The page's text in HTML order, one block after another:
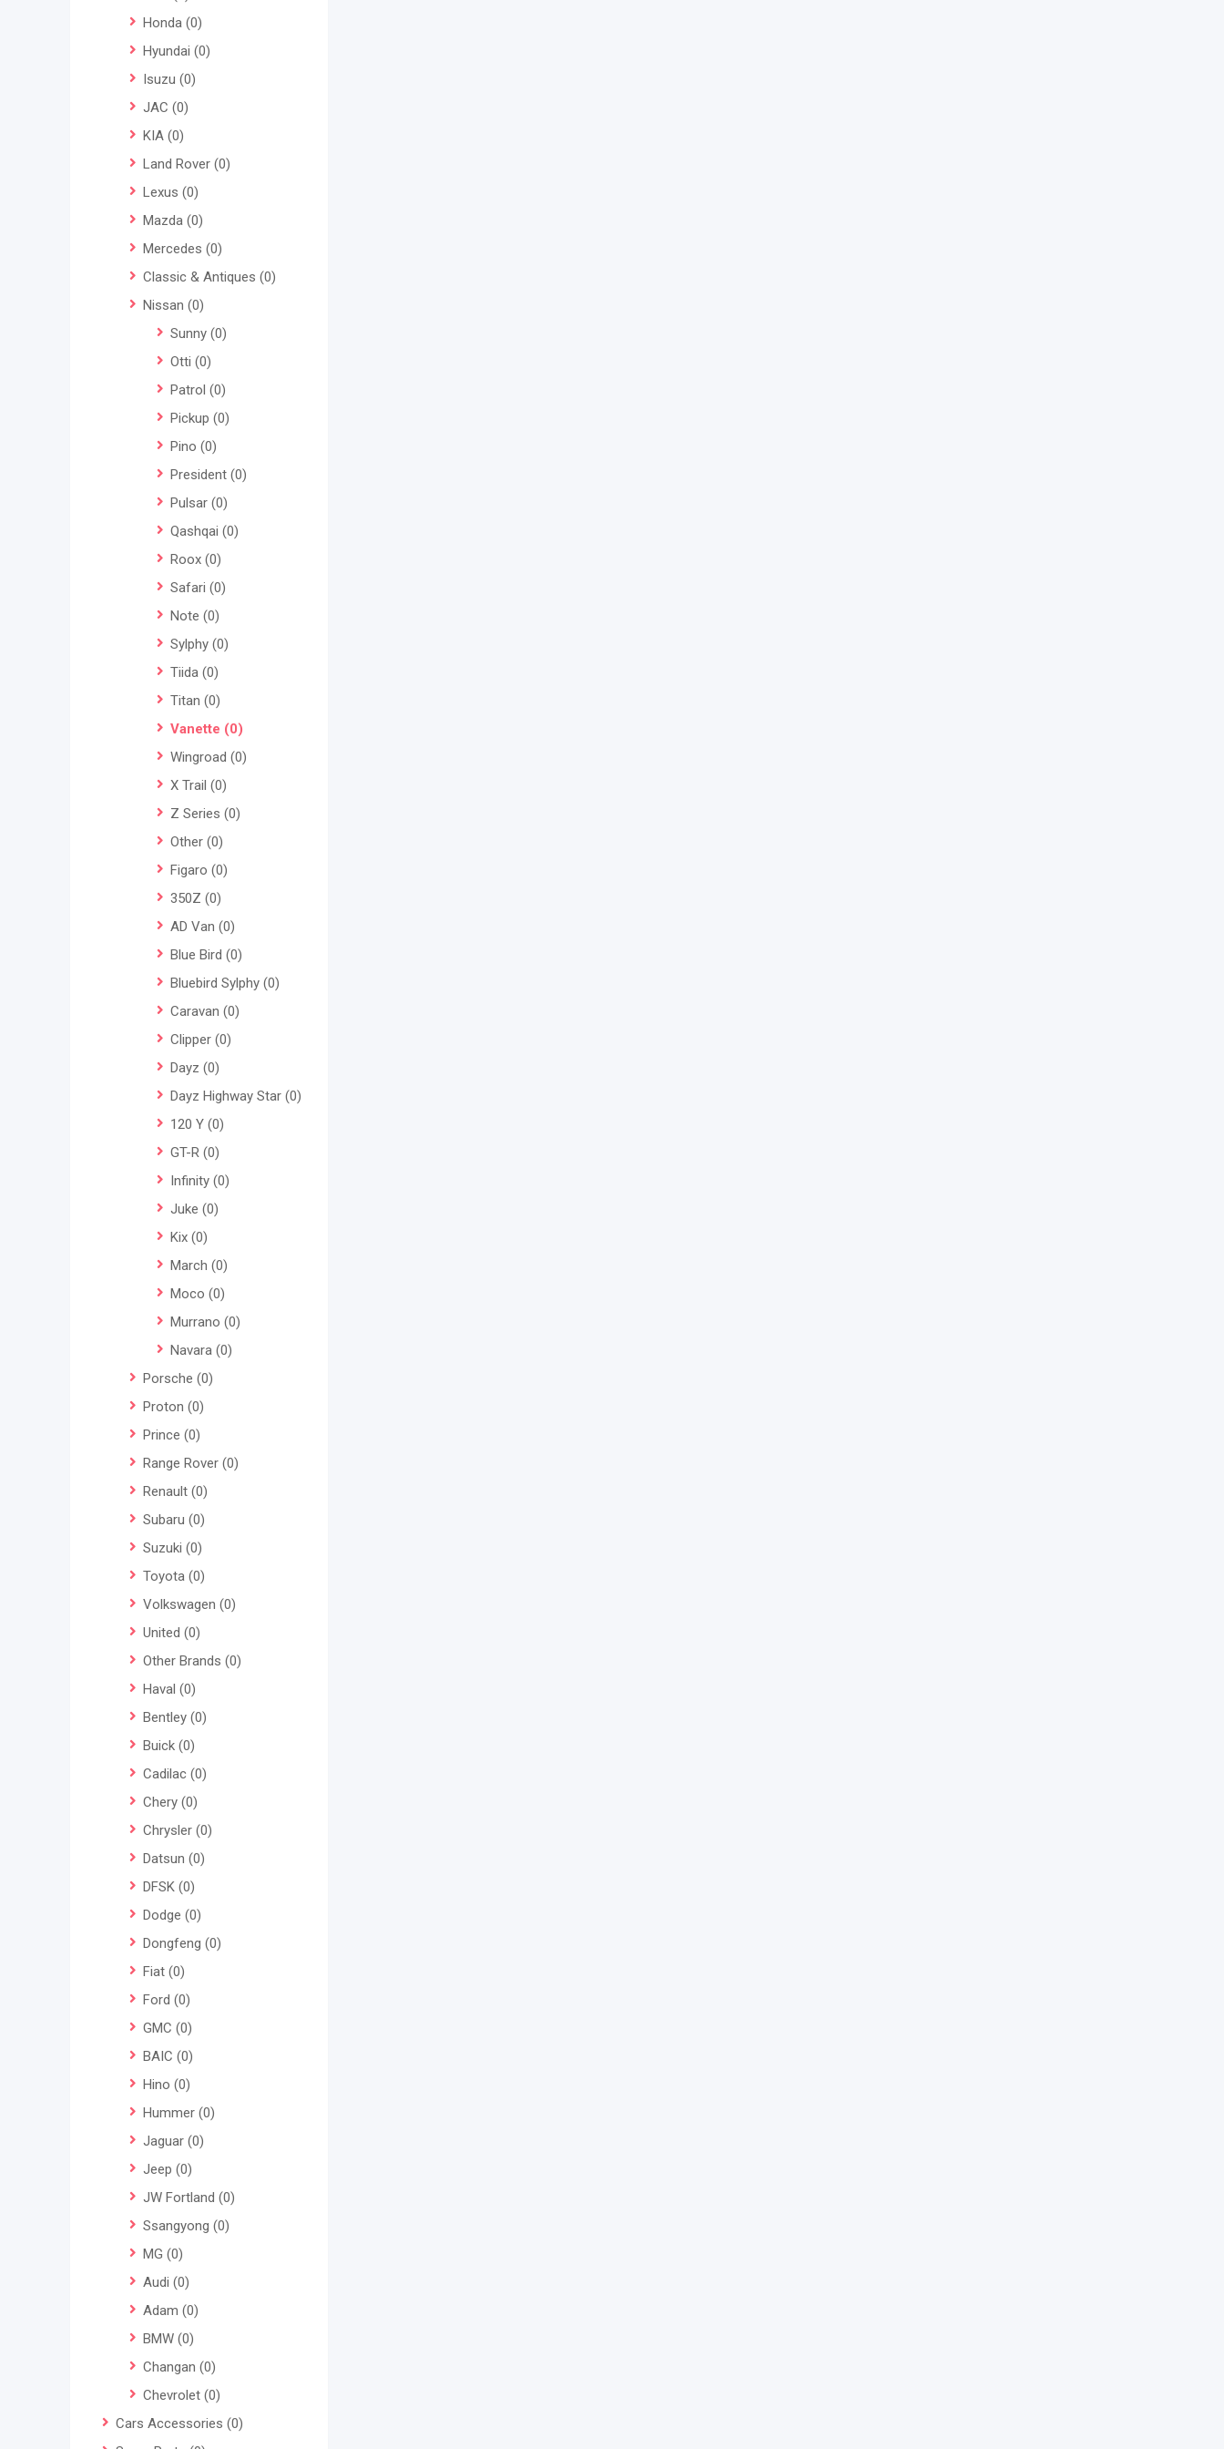
Honda (0)
Hyundai (0)
Isuzu (0)
JAC (0)
KIA (0)
Land Rover (0)
Lexus (0)
Mazda (0)
Mercedes (0)
Classic & Antiques (0)
Nissan (0)
Sunny (0)
Otti (0)
Patrol (0)
Pickup (0)
Pino (0)
President (0)
Pulsar (0)
Qashqai (0)
Roox (0)
Safari (0)
Note (0)
Sylphy (0)
Tiida (0)
Titan (0)
Vanette (0)
Wingroad (0)
X Trail (0)
Z Series (0)
Other (0)
Figaro (0)
350Z (0)
AD Van (0)
Blue Bird (0)
Bluebird Sylphy (0)
Caravan (0)
Clipper (0)
Dayz (0)
Dayz Highway Star (0)
120 Y (0)
GT-R (0)
Infinity (0)
Juke (0)
Kix (0)
March (0)
Moco (0)
Murrano (0)
Navara (0)
Porsche (0)
Proton (0)
Prince (0)
Range Rover (0)
Renault (0)
Subaru (0)
Suzuki (0)
Toyota (0)
Volkswagen (0)
United (0)
Other Brands (0)
Haval (0)
Bentley (0)
Buick (0)
Cadilac (0)
Chery (0)
Chrysler (0)
Datsun (0)
DFSK (0)
Dodge (0)
Dongfeng (0)
Fiat (0)
Ford (0)
GMC (0)
BAIC (0)
Hino (0)
Hummer (0)
Jaguar (0)
Jeep (0)
JW Fortland (0)
Ssangyong (0)
MG (0)
Audi (0)
Adam (0)
BMW (0)
Changan (0)
Chevrolet (0)
Cars Accessories (0)